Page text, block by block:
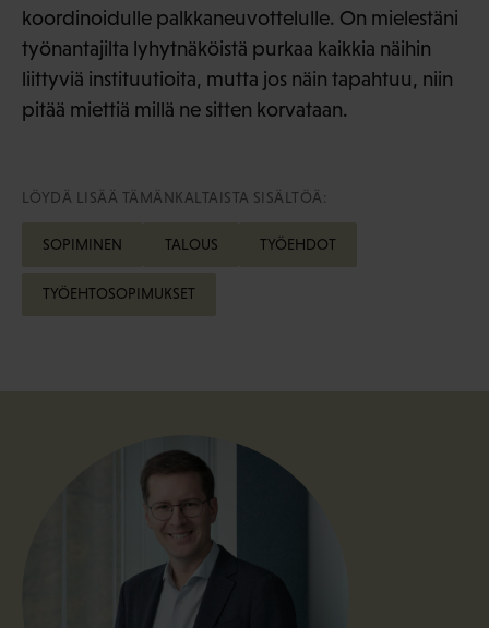
koordinoidulle palkkaneuvottelulle. On mielestäni
työnantajilta lyhytnäköistä purkaa kaikkia näihin
liittyviä instituutioita, mutta jos näin tapahtuu, niin
pitää miettiä millä ne sitten korvataan.
LÖYDÄ LISÄÄ TÄMÄNKALTAISTA SISÄLTÖÄ:
SOPIMINEN TALOUS TYÖEHDOT
TYÖEHTOSOPIMUKSET